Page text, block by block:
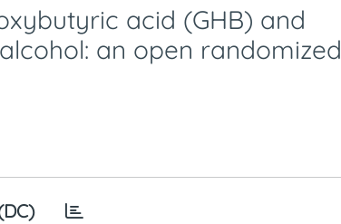
acid (GHB) and
an open randomized